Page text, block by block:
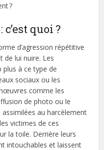
?
quoi ?
d’agression répétitive
de lui nuire. Les
plus à ce type de
sociaux ou les
comme les
de photo ou le
au harcèlement
victimes de ces
la toile. Derrière leurs
intouchables et laissent